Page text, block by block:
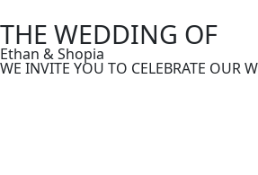
THE WEDDING OF
Ethan & Shopia
WE INVITE YOU TO CELEBRATE OUR